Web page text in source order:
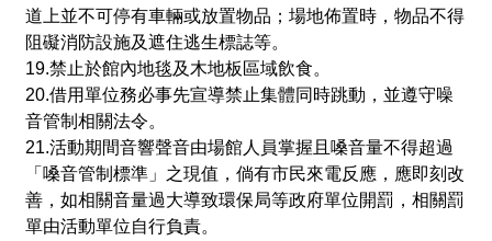
道上並不可停有車輛或放置物品；場地佈置時，物品不得
阻礙消防設施及遮住逃生標誌等。
19.禁止於館內地毯及木地板區域飲食。
20.借用單位務必事先宣導禁止集體同時跳動，並遵守噪
音管制相關法令。
21.活動期間音響聲音由場館人員掌握且嗓音量不得超過
「嗓音管制標準」之現值，倘有市民來電反應，應即刻改
善，如相關音量過大導致環保局等政府單位開罰，相關罰
單由活動單位自行負責。